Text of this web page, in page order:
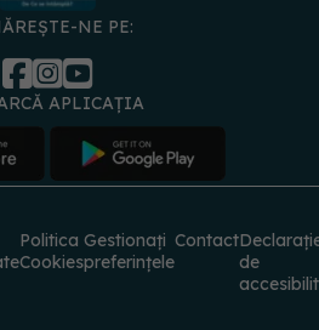
APLICAȚIA
Cookies
Gestionați
preferințele
Contact
de
S.R.L. Toate drepturile rezervate